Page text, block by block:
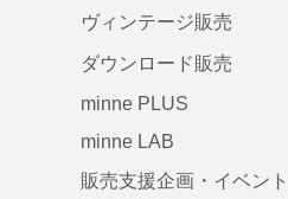
ヴィンテージ販売
ダウンロード販売
minne PLUS
minne LAB
販売支援企画・イベント